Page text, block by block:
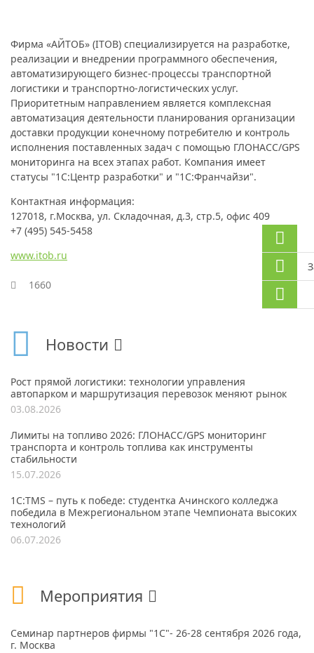
Фирма «АЙТОБ» (ITOB) специализируется на разработке,
реализации и внедрении программного обеспечения,
автоматизирующего бизнес-процессы транспортной
логистики и транспортно-логистических услуг.
Приоритетным направлением является комплексная
автоматизация деятельности планирования организации
доставки продукции конечному потребителю и контроль
исполнения поставленных задач с помощью ГЛОНАСС/GPS
мониторинга на всех этапах работ. Компания имеет
статусы "1С:Центр разработки" и "1С:Франчайзи".
Контактная информация:
127018, г.Москва, ул. Складочная, д.3, стр.5, офис 409
+7 (495) 545-5458
www.itob.ru
1660
Новости
Рост прямой логистики: технологии управления
автопарком и маршрутизация перевозок меняют рынок
03.08.2026
Лимиты на топливо 2026: ГЛОНАСС/GPS мониторинг
транспорта и контроль топлива как инструменты
стабильности
15.07.2026
1С:TMS – путь к победе: студентка Ачинского колледжа
победила в Межрегиональном этапе Чемпионата высоких
технологий
06.07.2026
Мероприятия
Семинар партнеров фирмы "1С"- 26-28 сентября 2026 года,
г. Москва